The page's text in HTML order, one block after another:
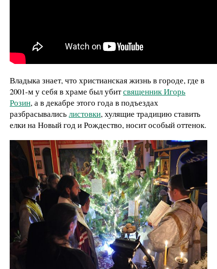
Владыка знает, что христианская жизнь в городе, где в
2001-м у себя в храме был убитсвященник Игорь
Розин, а в декабре этого года в подъездах
разбрасывалисьлистовки, хулящие традицию ставить
елки на Новый год и Рождество, носит особый оттенок.